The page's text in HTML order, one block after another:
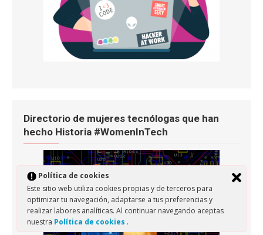
Política de cookies
Este sitio web utiliza cookies propias y de terceros para
optimizar tu navegación, adaptarse a tus preferencias y
realizar labores analíticas. Al continuar navegando aceptas
nuestra Política de cookies .
Directorio de mujeres tecnólogas que han
hecho Historia #WomenInTech